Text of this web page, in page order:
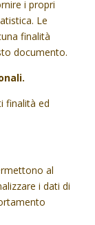
i propri
Le
finalità
documento.
finalità ed
al
i dati di